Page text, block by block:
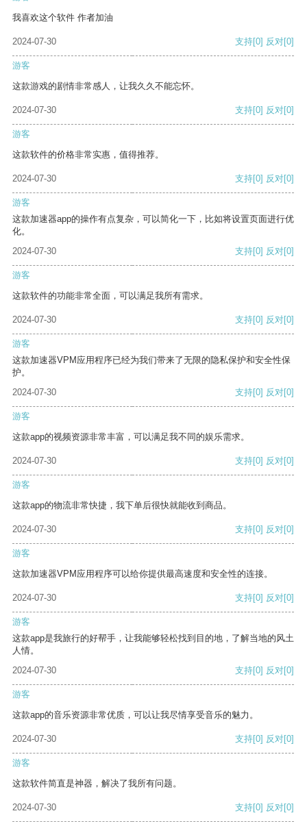
我喜欢这个软件 作者加油
2024-07-30 支持[0] 反对[0]
游客
这款游戏的剧情非常感人，让我久久不能忘怀。
2024-07-30 支持[0] 反对[0]
游客
这款软件的价格非常实惠，值得推荐。
2024-07-30 支持[0] 反对[0]
游客
这款加速器app的操作有点复杂，可以简化一下，比如将设置页面进行优
化。
2024-07-30
支持[0] 反对[0]
游客
这款软件的功能非常全面，可以满足我所有需求。
2024-07-30 支持[0] 反对[0]
游客
这款加速器VPM应用程序已经为我们带来了无限的隐私保护和安全性保
护。
2024-07-30
支持[0] 反对[0]
游客
这款app的视频资源非常丰富，可以满足我不同的娱乐需求。
2024-07-30 支持[0] 反对[0]
游客
这款app的物流非常快捷，我下单后很快就能收到商品。
2024-07-30 支持[0] 反对[0]
游客
这款加速器VPM应用程序可以给你提供最高速度和安全性的连接。
2024-07-30 支持[0] 反对[0]
游客
这款app是我旅行的好帮手，让我能够轻松找到目的地，了解当地的风土
人情。
2024-07-30
支持[0] 反对[0]
游客
这款app的音乐资源非常优质，可以让我尽情享受音乐的魅力。
2024-07-30 支持[0] 反对[0]
游客
这款软件简直是神器，解决了我所有问题。
2024-07-30 支持[0] 反对[0]